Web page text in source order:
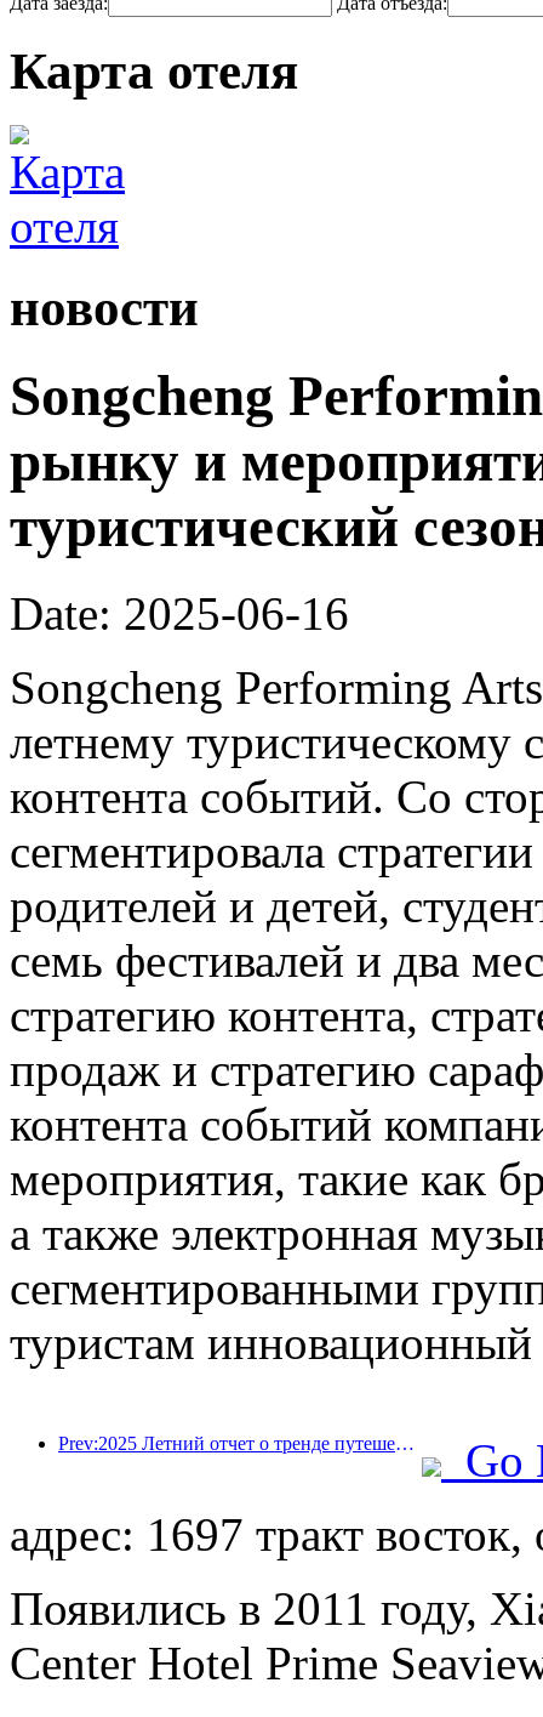
Карта отеля
новости
Songcheng
рынку и
туристический
Date: 2025-06-16
Songcheng Performing
летнему туристическому
контента событий. Со
сегментировала
родителей и детей,
семь фестивалей и два
стратегию контента,
продаж и стратегию
контента событий
мероприятия, такие как
а также электронная
сегментированными
туристам
Prev:2025 Летний отчет о тренде путешествий: учетная база клиентов-ребенка с учетом более 60%
Go
адрес: 1697 тракт
Появились в 2011 году,
Center Hotel Prime